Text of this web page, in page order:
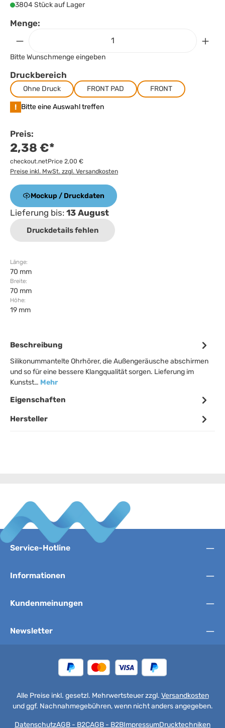
3804 Stück auf Lager
Menge:
Bitte Wunschmenge eingeben
Druckbereich
Ohne Druck FRONT PAD FRONT
! Bitte eine Auswahl treffen
Preis:
2,38 €*
checkout.netPrice 2,00 €
Preise inkl. MwSt. zzgl. Versandkosten
Mockup / Druckdaten
Lieferung bis: 13 August
Druckdetails fehlen
Länge:
70 mm
Breite:
70 mm
Höhe:
19 mm
Beschreibung
Silikonummantelte Ohrhörer, die Außengeräusche abschirmen
und so für eine bessere Klangqualität sorgen. Lieferung im
Kunstst… Mehr
Eigenschaften
Hersteller
Service-Hotline
Informationen
Kundenmeinungen
Newsletter
Alle Preise inkl. gesetzl. Mehrwertsteuer zzgl. Versandkosten
und ggf. Nachnahmegebühren, wenn nicht anders angegeben.
DatenschutzAGB - B2CAGB - B2BImpressumDrucktechniken